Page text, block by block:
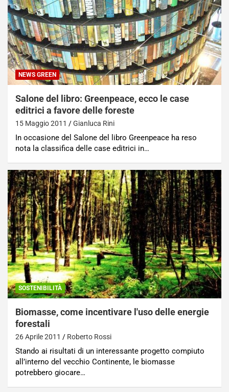
NEWS GREEN
Salone del libro: Greenpeace, ecco le case
editrici a favore delle foreste
15 Maggio 2011 Gianluca Rini
In occasione del Salone del libro Greenpeace ha reso
nota la classifica delle case editrici in…
SOSTENIBILITÀ
Biomasse, come incentivare l'uso delle energie
forestali
26 Aprile 2011 Roberto Rossi
Stando ai risultati di un interessante progetto compiuto
all’interno del vecchio Continente, le biomasse
potrebbero giocare…